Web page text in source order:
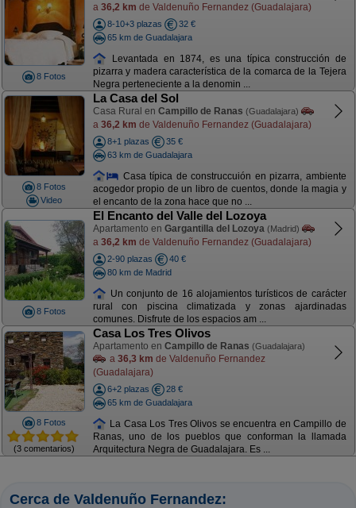
8 Fotos
a 36,2 km de Valdenuño Fernandez (Guadalajara)
8-10+3 plazas
32 €
65 km de Guadalajara
Levantada en 1874, es una típica construcción de
pizarra y madera característica de la comarca de la Tejera
Negra perteneciente a la denomin ...
8 Fotos
Video
La Casa del Sol
Casa Rural en Campillo de Ranas (Guadalajara)
a 36,2 km de Valdenuño Fernandez (Guadalajara)
8+1 plazas
35 €
63 km de Guadalajara
Casa típica de construccuión en pizarra, ambiente
acogedor propio de un libro de cuentos, donde la magia y
el encanto de la zona hace que no ...
8 Fotos
El Encanto del Valle del Lozoya
Apartamento en Gargantilla del Lozoya (Madrid)
a 36,2 km de Valdenuño Fernandez (Guadalajara)
2-90 plazas
40 €
80 km de Madrid
Un conjunto de 16 alojamientos turísticos de carácter
rural con piscina climatizada y zonas ajardinadas
comunes. Disfrute de los espacios am ...
8 Fotos
(3 comentarios)
Casa Los Tres Olivos
Apartamento en Campillo de Ranas (Guadalajara)
a 36,3 km de Valdenuño Fernandez
(Guadalajara)
6+2 plazas
28 €
65 km de Guadalajara
La Casa Los Tres Olivos se encuentra en Campillo de
Ranas, uno de los pueblos que conforman la llamada
Arquitectura Negra de Guadalajara. Es ...
Cerca de Valdenuño Fernandez: